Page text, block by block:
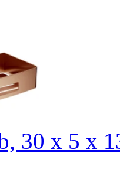
30 x 5 x